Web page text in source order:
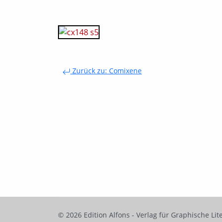
Zurück zu: Comixene
© 2026 Edition Alfons - Verlag für Graphische